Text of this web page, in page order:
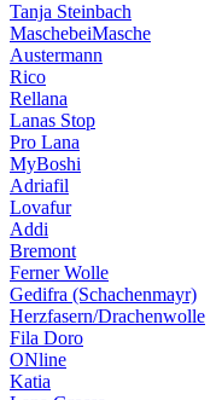
Tanja Steinbach
MaschebeiMasche
Austermann
Rico
Rellana
Lanas Stop
Pro Lana
MyBoshi
Adriafil
Lovafur
Addi
Bremont
Ferner Wolle
Gedifra (Schachenmayr)
Herzfasern/Drachenwolle
Fila Doro
ONline
Katia